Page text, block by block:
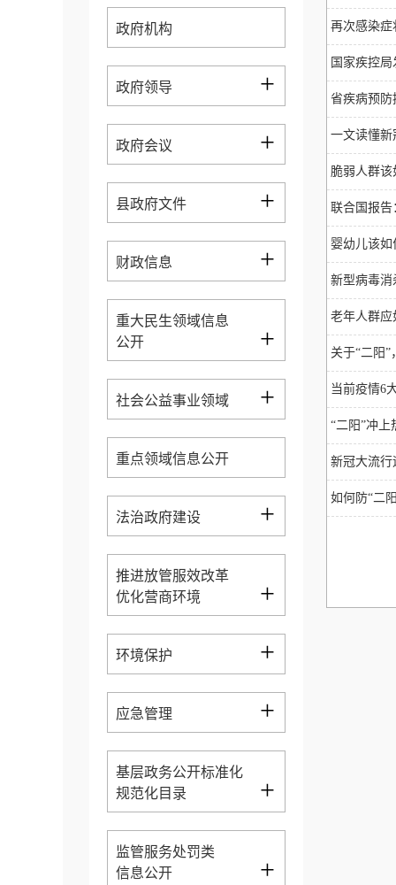
政府机构
政府领导 +
政府会议 +
县政府文件 +
财政信息 +
重大民生领域信息
公开
+
社会公益事业领域 +
重点领域信息公开
法治政府建设 +
推进放管服效改革
优化营商环境
+
环境保护 +
应急管理 +
基层政务公开标准化
规范化目录
+
监管服务处罚类
信息公开
+
再次感染
国家疾控
省疾病预
一文读懂
脆弱人群该
联合国报告
婴幼儿该
新型病毒
老年人群
关于“二阳
当前疫情6
“二阳”冲
新冠大流行
如何防“二